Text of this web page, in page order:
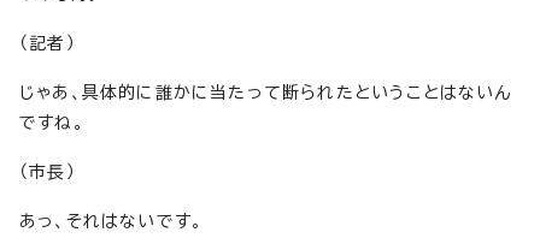
（記者）
じゃあ、具体的に誰かに当たって断られたということはないん
ですね。
（市長）
あっ、それはないです。